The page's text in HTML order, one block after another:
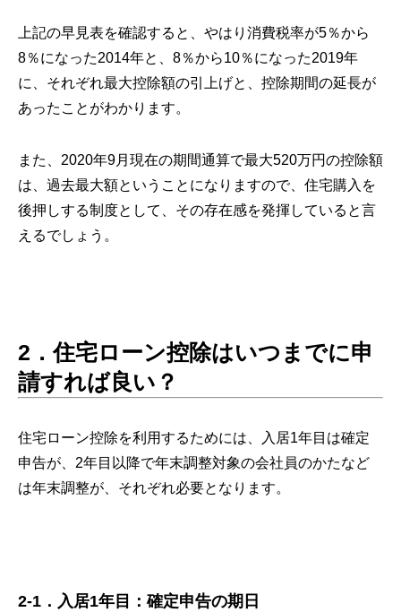
上記の早見表を確認すると、やはり消費税率が5％から
8％になった2014年と、8％から10％になった2019年
に、それぞれ最大控除額の引上げと、控除期間の延長が
あったことがわかります。
また、2020年9月現在の期間通算で最大520万円の控除額
は、過去最大額ということになりますので、住宅購入を
後押しする制度として、その存在感を発揮していると言
えるでしょう。
2．住宅ローン控除はいつまでに申
請すれば良い？
住宅ローン控除を利用するためには、入居1年目は確定
申告が、2年目以降で年末調整対象の会社員のかたなど
は年末調整が、それぞれ必要となります。
2-1．入居1年目：確定申告の期日